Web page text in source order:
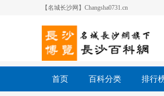
【名城长沙网】Changsha0731.cn
首页 百科分类 排行